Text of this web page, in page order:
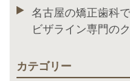
名古屋の矯正歯科
ビザライン専門の
カテゴリー